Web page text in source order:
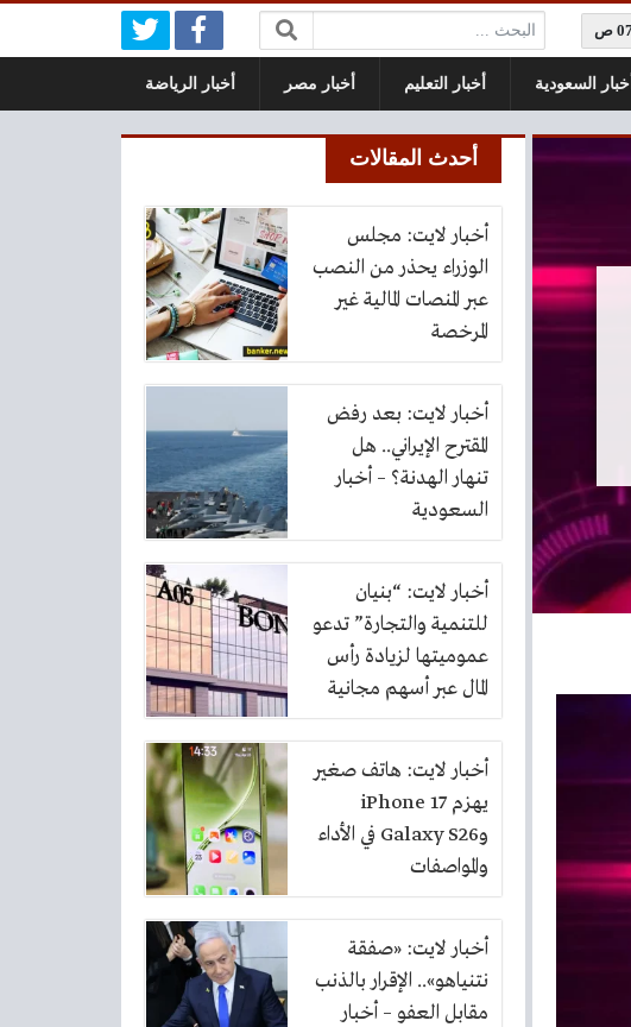
البحث:
أخبار السعودية أخبار التعليم أخبار مصر أخبار الرياضة
أحدث المقالات
أخبار لايت: مجلس
الوزراء يحذر من النصب
عبر المنصات المالية غير
المرخصة
أخبار لايت: بعد رفض
المقترح الإيراني.. هل
تنهار الهدنة؟ – أخبار
السعودية
أخبار لايت: “بنيان
للتنمية والتجارة” تدعو
عموميتها لزيادة رأس
المال عبر أسهم مجانية
بنسبة 10%
أخبار لايت: هاتف صغير
يهزم iPhone 17
وGalaxy S26 في الأداء
والمواصفات
أخبار لايت: «صفقة
نتنياهو».. الإقرار بالذنب
مقابل العفو – أخبار